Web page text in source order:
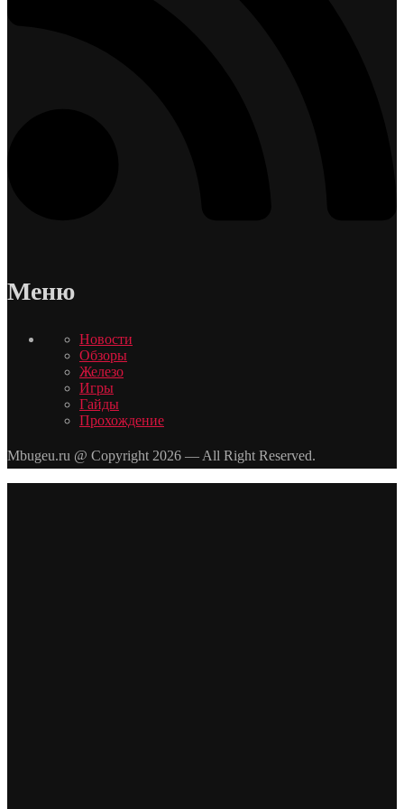
Меню
Новости
Обзоры
Железо
Игры
Гайды
Прохождение
Mbugeu.ru @ Copyright 2026 — All Right Reserved.